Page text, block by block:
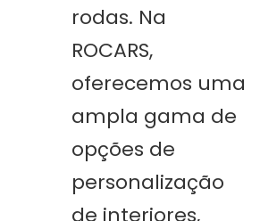
rodas. Na
ROCARS,
oferecemos uma
ampla gama de
opções de
personalização
de interiores,